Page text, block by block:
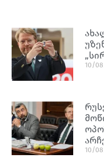
10/
10/